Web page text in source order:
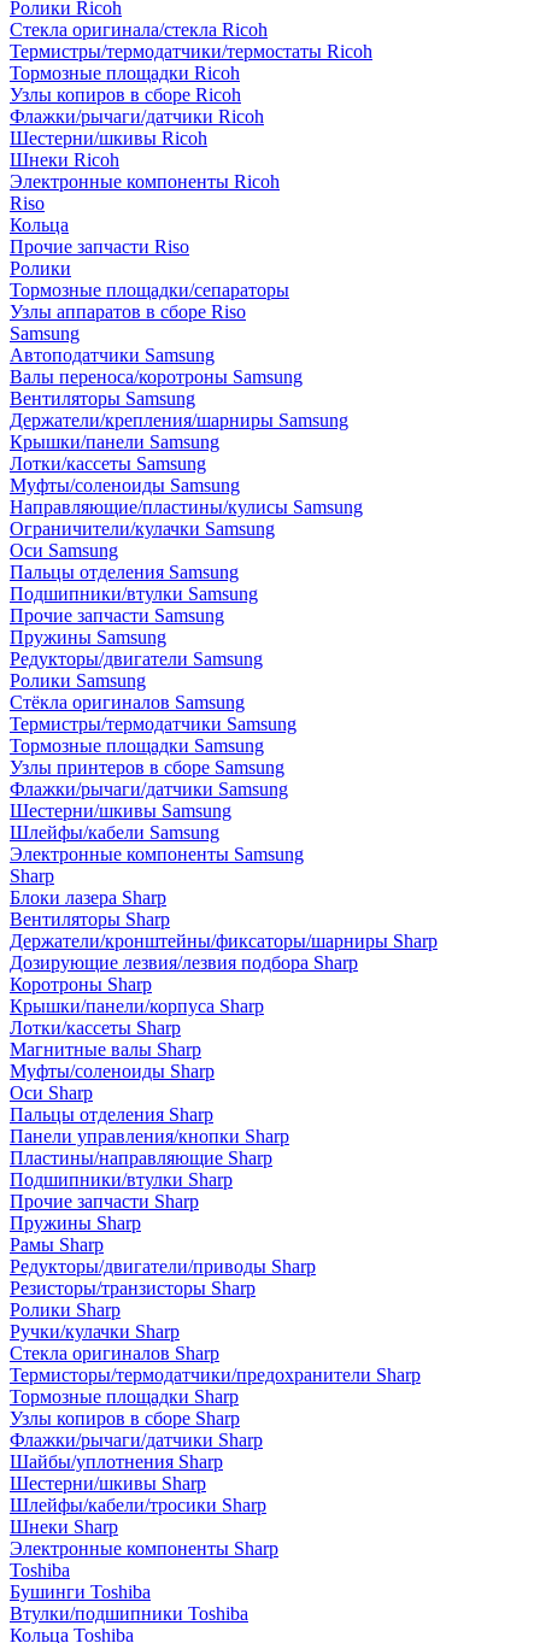
Ролики Ricoh
Стекла оригинала/стекла Ricoh
Термистры/термодатчики/термостаты Ricoh
Тормозные площадки Ricoh
Узлы копиров в сборе Ricoh
Флажки/рычаги/датчики Ricoh
Шестерни/шкивы Ricoh
Шнеки Ricoh
Электронные компоненты Ricoh
Riso
Кольца
Прочие запчасти Riso
Ролики
Тормозные площадки/сепараторы
Узлы аппаратов в сборе Riso
Samsung
Автоподатчики Samsung
Валы переноса/коротроны Samsung
Вентиляторы Samsung
Держатели/крепления/шарниры Samsung
Крышки/панели Samsung
Лотки/кассеты Samsung
Муфты/соленоиды Samsung
Направляющие/пластины/кулисы Samsung
Ограничители/кулачки Samsung
Оси Samsung
Пальцы отделения Samsung
Подшипники/втулки Samsung
Прочие запчасти Samsung
Пружины Samsung
Редукторы/двигатели Samsung
Ролики Samsung
Стёкла оригиналов Samsung
Термистры/термодатчики Samsung
Тормозные площадки Samsung
Узлы принтеров в сборе Samsung
Флажки/рычаги/датчики Samsung
Шестерни/шкивы Samsung
Шлейфы/кабели Samsung
Электронные компоненты Samsung
Sharp
Блоки лазера Sharp
Вентиляторы Sharp
Держатели/кронштейны/фиксаторы/шарниры Sharp
Дозирующие лезвия/лезвия подбора Sharp
Коротроны Sharp
Крышки/панели/корпуса Sharp
Лотки/кассеты Sharp
Магнитные валы Sharp
Муфты/соленоиды Sharp
Оси Sharp
Пальцы отделения Sharp
Панели управления/кнопки Sharp
Пластины/направляющие Sharp
Подшипники/втулки Sharp
Прочие запчасти Sharp
Пружины Sharp
Рамы Sharp
Редукторы/двигатели/приводы Sharp
Резисторы/транзисторы Sharp
Ролики Sharp
Ручки/кулачки Sharp
Стекла оригиналов Sharp
Термисторы/термодатчики/предохранители Sharp
Тормозные площадки Sharp
Узлы копиров в сборе Sharp
Флажки/рычаги/датчики Sharp
Шайбы/уплотнения Sharp
Шестерни/шкивы Sharp
Шлейфы/кабели/тросики Sharp
Шнеки Sharp
Электронные компоненты Sharp
Toshiba
Бушинги Toshiba
Втулки/подшипники Toshiba
Кольца Toshiba